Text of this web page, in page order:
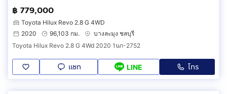
฿ 779,000
Toyota Hilux Revo 2.8 G 4WD
2020
96,103 กม.
บางละมุง ชลบุรี
Toyota Hilux Revo 2.8 G 4Wd 2020 1นก-2752
แชท LINE โทร